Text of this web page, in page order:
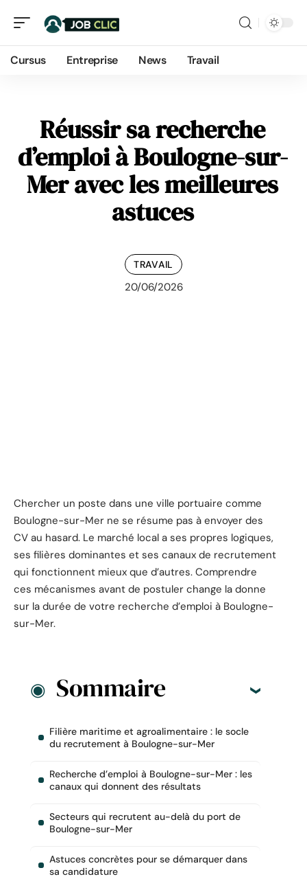
Cursus Entreprise News Travail
Réussir sa recherche
d’emploi à Boulogne-sur-
Mer avec les meilleures
astuces
TRAVAIL
20/06/2026
Chercher un poste dans une ville portuaire comme
Boulogne-sur-Mer ne se résume pas à envoyer des
CV au hasard. Le marché local a ses propres logiques,
ses filières dominantes et ses canaux de recrutement
qui fonctionnent mieux que d’autres. Comprendre
ces mécanismes avant de postuler change la donne
sur la durée de votre recherche d’emploi à Boulogne-
sur-Mer.
Sommaire
Filière maritime et agroalimentaire : le socle
du recrutement à Boulogne-sur-Mer
Recherche d’emploi à Boulogne-sur-Mer : les
canaux qui donnent des résultats
Secteurs qui recrutent au-delà du port de
Boulogne-sur-Mer
Astuces concrètes pour se démarquer dans
sa candidature